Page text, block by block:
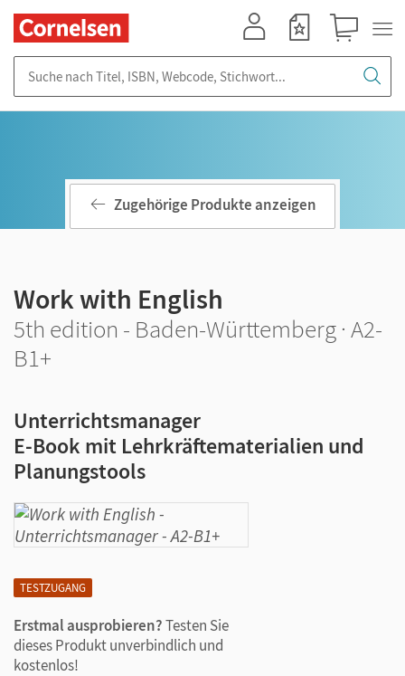
TESTZUGANG
Erstmal ausprobieren?Testen Sie
dieses Produkt unverbindlich und
kostenlos!
Zugehörige Produkte anzeigen
Work with English
5th edition - Baden-Württemberg · A2-
B1+
Unterrichtsmanager
E-Book mit Lehrkräftematerialien und
Planungstools